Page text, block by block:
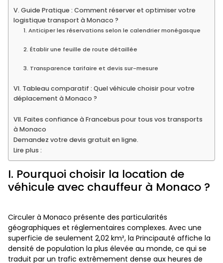
V. Guide Pratique : Comment réserver et optimiser votre
logistique transport à Monaco ?
1. Anticiper les réservations selon le calendrier monégasque
2. Établir une feuille de route détaillée
3. Transparence tarifaire et devis sur-mesure
VI. Tableau comparatif : Quel véhicule choisir pour votre
déplacement à Monaco ?
VII. Faites confiance à Francebus pour tous vos transports
à Monaco
Demandez votre devis gratuit en ligne.
Lire plus :
I. Pourquoi choisir la location de
véhicule avec chauffeur à Monaco ?
Circuler à Monaco présente des particularités
géographiques et réglementaires complexes. Avec une
superficie de seulement 2,02 km², la Principauté affiche la
densité de population la plus élevée au monde, ce qui se
traduit par un trafic extrêmement dense aux heures de